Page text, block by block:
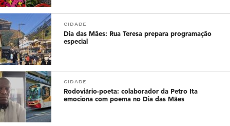
CIDADE
Dia das Mães: Rua Teresa prepara programação
especial
CIDADE
Rodoviário-poeta: colaborador da Petro Ita
emociona com poema no Dia das Mães